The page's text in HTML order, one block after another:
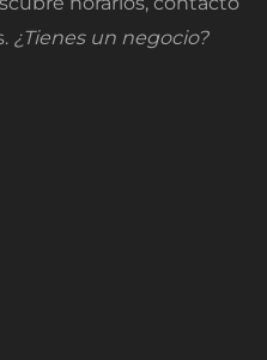
¿Tienes un negocio?